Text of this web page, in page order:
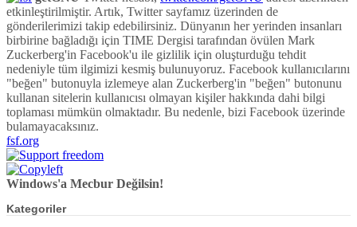
etkinleştirilmiştir. Artık, Twitter sayfamız üzerinden de
gönderilerimizi takip edebilirsiniz. Dünyanın her yerinden insanları
birbirine bağladığı için TIME Dergisi tarafından övülen Mark
Zuckerberg'in Facebook'u ile gizlilik için oluşturduğu tehdit
nedeniyle tüm ilgimizi kesmiş bulunuyoruz. Facebook kullanıcılarını
"beğen" butonuyla izlemeye alan Zuckerberg'in "beğen" butonunu
kullanan sitelerin kullanıcısı olmayan kişiler hakkında dahi bilgi
toplaması mümkün olmaktadır. Bu nedenle, bizi Facebook üzerinde
bulamayacaksınız.
fsf.org
Windows'a Mecbur Değilsin!
Kategoriler